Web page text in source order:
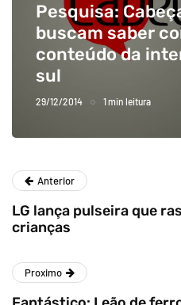
Pesquisa:
buscam saber
conteúdo da
sul
29/12/2014 1 min leitura
Anterior
LG lança pulseira que
crianças
Proximo